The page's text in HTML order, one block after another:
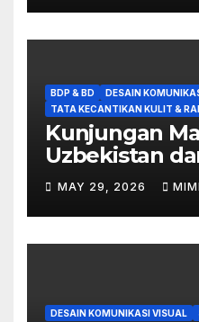
BDP & BD DESAIN
TATA KECANTIKAN KULIT &
Kunjungan
Uzbekistan
SMK Labschool
MAY 29, 2026
DESAIN KOMUNIKASI VISUAL